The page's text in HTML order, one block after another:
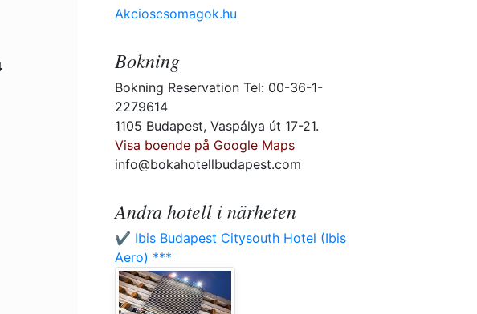
Akcioscsomagok.hu
Bokning
Bokning Reservation Tel: 00-36-1-
2279614
1105 Budapest, Vaspálya út 17-21.
Visa boende på Google Maps
info@bokahotellbudapest.com
Andra hotell i närheten
✔️ Ibis Budapest Citysouth Hotel (Ibis
Aero) ***